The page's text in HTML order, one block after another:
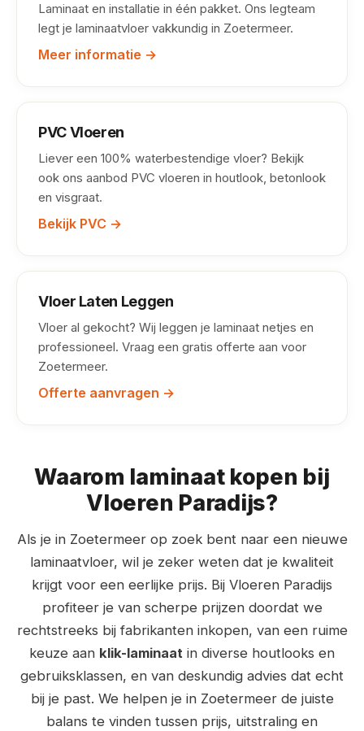
Laminaat en installatie in één pakket. Ons legteam
legt je laminaatvloer vakkundig in Zoetermeer.
Meer informatie →
PVC Vloeren
Liever een 100% waterbestendige vloer? Bekijk
ook ons aanbod PVC vloeren in houtlook, betonlook
en visgraat.
Bekijk PVC →
Vloer Laten Leggen
Vloer al gekocht? Wij leggen je laminaat netjes en
professioneel. Vraag een gratis offerte aan voor
Zoetermeer.
Offerte aanvragen →
Waarom laminaat kopen bij
Vloeren Paradijs?
Als je in Zoetermeer op zoek bent naar een nieuwe
laminaatvloer, wil je zeker weten dat je kwaliteit
krijgt voor een eerlijke prijs. Bij Vloeren Paradijs
profiteer je van scherpe prijzen doordat we
rechtstreeks bij fabrikanten inkopen, van een ruime
keuze aan klik-laminaat in diverse houtlooks en
gebruiksklassen, en van deskundig advies dat echt
bij je past. We helpen je in Zoetermeer de juiste
balans te vinden tussen prijs, uitstraling en